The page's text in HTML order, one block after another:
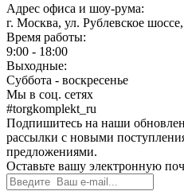
Адрес офиса и шоу-рума:
г. Москва, ул. Рублевское
Время работы:
9:00 - 18:00
Выходные:
Суббота - воскресенье
Мы в соц. сетях
#torgkomplekt_ru
Подпишитесь на наши
рассылки с новыми
предложениями.
Оставьте вашу электронную